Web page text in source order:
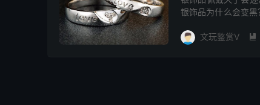
银饰品为什么会变
文玩鉴赏V 